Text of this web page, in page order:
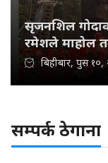
सृजनशिल
रमेशले माहोल
बिहीबार, पुस १०,
सम्पर्क ठेगाना